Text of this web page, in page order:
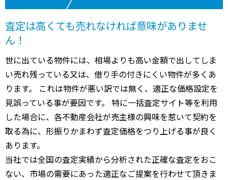
査定は高くても売れなければ意味がありませ
ん！
世に出ている物件には、相場よりも高い金額で出してしま
い売れ残っている又は、借り手の付きにくい物件が多くあ
ります。 これは物件が悪い訳では無く、適正な価格設定を
見誤っている事が要因です。 特に一括査定サイト等を利用
した場合に、各不動産会社が売主様の興味を惹いて契約を
取る為に、形振りかまわず査定価格をつり上げる事が良く
あります。
当社では全国の査定実績から分析された正確な査定をおこ
ない、市場の需要にあった適正なご提案を行わせて頂きま